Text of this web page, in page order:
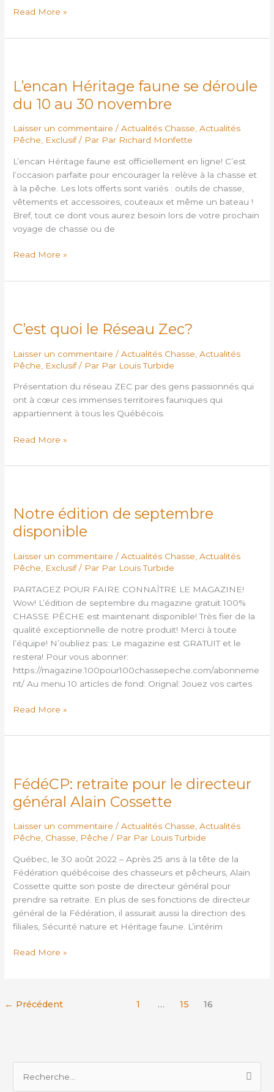
Read More »
L’encan Héritage faune se déroule
du 10 au 30 novembre
Laisser un commentaire /Actualités Chasse,Actualités
Pêche, Exclusif/ Par Par Richard Monfette
L’encan Héritage faune est officiellement en ligne! C’est
l’occasion parfaite pour encourager la relève à la chasse et
à la pêche. Les lots offerts sont variés : outils de chasse,
vêtements et accessoires, couteaux et même un bateau !
Bref, tout ce dont vous aurez besoin lors de votre prochain
voyage de chasse ou de
faune
se
déroule
du
10
30
novembre
Read More »
C’est quoi le Réseau Zec?
Laisser un commentaire /Actualités Chasse ,Actualités
Pêche
Exclusif/ Par Par Louis Turbide
Présentation du réseau ZEC par des gens passionnés qui
ont à cœur ces immenses territoires fauniques qui
appartiennent à tous les Québécois.
le
Zec?
Read More »
Notre édition de septembre
disponible
Laisser un commentaire /Actualités Chasse ,Actualités
Pêche
Exclusif/ Par Par Louis Turbide
PARTAGEZ POUR FAIRE CONNAÎTRE LE MAGAZINE!
Wow! L’édition de septembre du magazine gratuit 100%
CHASSE PÊCHE est maintenant disponible! Très fier de la
qualité exceptionnelle de notre produit! Merci à toute
l’équipe! N’oubliez pas: Le magazine est GRATUIT et le
restera! Pour vous abonner:
https://magazine.100pour100chassepeche.com/abonneme
nt/ Au menu 10 articles de fond: Orignal: Jouez vos cartes
de
septembre
disponible
Read More »
FédéCP: retraite pour le directeur
général Alain Cossette
Laisser un commentaire /Actualités Chasse ,Actualités
Pêche Chasse Pêche / Par Par Louis Turbide
Québec, le 30 août 2022 – Après 25 ans à la tête de la
Fédération québécoise des chasseurs et pêcheurs, Alain
Cossette quitte son poste de directeur général pour
prendre sa retraite. En plus de ses fonctions de directeur
général de la Fédération, il assurait aussi la direction des
filiales, Sécurité nature et Héritage faune. L’intérim
pour
directeur
général
Alain
Read More »
← Précédent 1 … 15 16